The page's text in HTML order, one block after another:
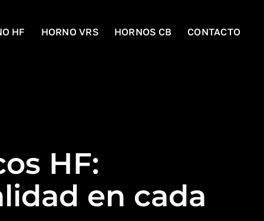
HF HORNO VRS HORNOS CB CONTACTO
HF:
en cada